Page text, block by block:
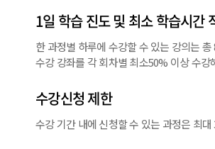
1일 학습 진도 및 최소 학습시간
한 과정별 하루에 수강할 수 있는 강의는
수강 강좌를 각 회차별 최소50% 이상 수
수강신청 제한
수강 기간 내에 신청할 수 있는 과정은 최